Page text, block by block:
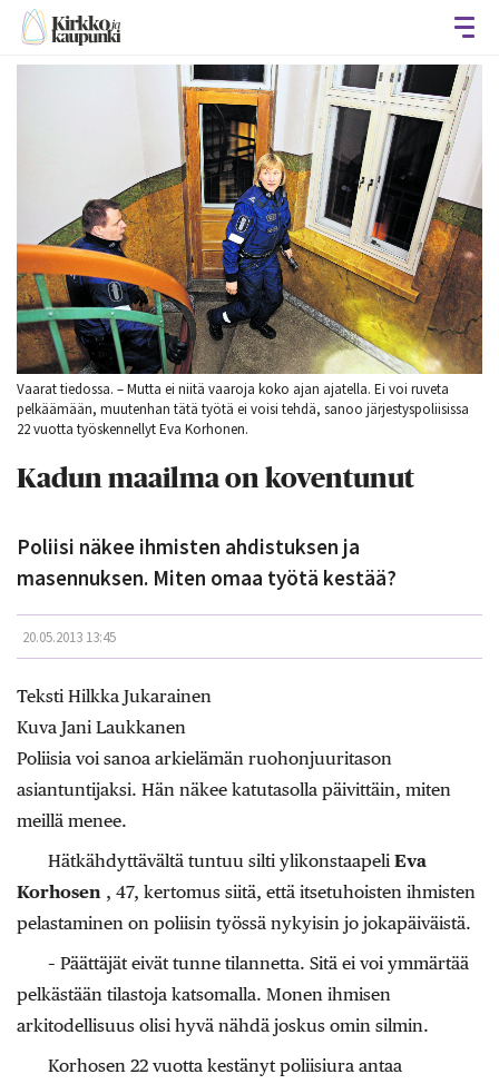
Vaarat tiedossa. – Mutta ei niitä vaaroja koko ajan ajatella. Ei voi ruveta
pelkäämään, muutenhan tätä työtä ei voisi tehdä, sanoo järjestyspoliisissa
22 vuotta työskennellyt Eva Korhonen.
Kadun maailma on koventunut
Poliisi näkee ihmisten ahdistuksen ja
masennuksen. Miten omaa työtä kestää?
20.05.2013 13:45
Teksti Hilkka Jukarainen
Kuva Jani Laukkanen
Poliisia voi sanoa arkielämän ruohonjuuritason
asiantuntijaksi. Hän näkee katutasolla päivittäin, miten
meillä menee.
Hätkähdyttävältä tuntuu silti ylikonstaapeli Eva
Korhosen , 47, kertomus siitä, että itsetuhoisten ihmisten
pelastaminen on poliisin työssä nykyisin jo jokapäiväistä.
– Päättäjät eivät tunne tilannetta. Sitä ei voi ymmärtää
pelkästään tilastoja katsomalla. Monen ihmisen
arkitodellisuus olisi hyvä nähdä joskus omin silmin.
Korhosen 22 vuotta kestänyt poliisiura antaa